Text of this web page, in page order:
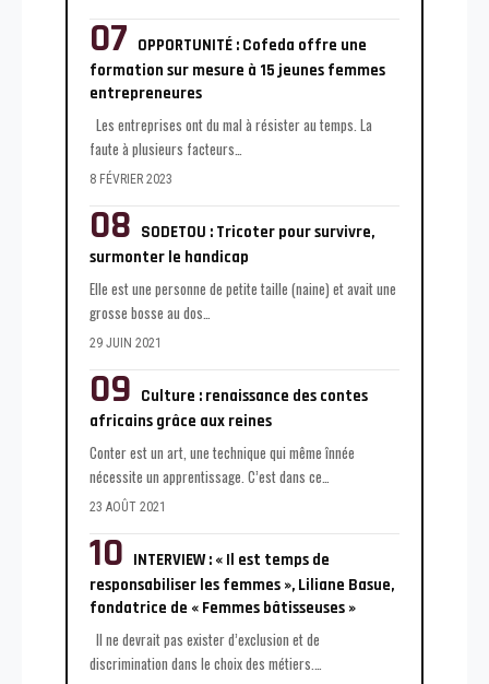
OPPORTUNITÉ : Cofeda offre une
formation sur mesure à 15 jeunes femmes
entrepreneures
Les entreprises ont du mal à résister au temps. La
faute à plusieurs facteurs
8 FÉVRIER 2023
SODETOU : Tricoter pour survivre,
surmonter le handicap
Elle est une personne de petite taille (naine) et avait une
grosse bosse au dos
29 JUIN 2021
Culture : renaissance des contes
africains grâce aux reines
Conter est un art, une technique qui même înnée
nécessite un apprentissage. C’est dans ce
23 AOÛT 2021
INTERVIEW : « Il est temps de
responsabiliser les femmes », Liliane Basue,
fondatrice de « Femmes bâtisseuses »
Il ne devrait pas exister d’exclusion et de
discrimination dans le choix des métiers.